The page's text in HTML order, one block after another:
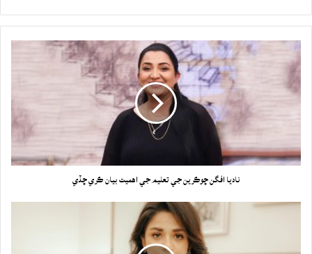
ناديا افگن ڇوڪرين جي تعليم جي اهميت بيان ڪري ڇڏي